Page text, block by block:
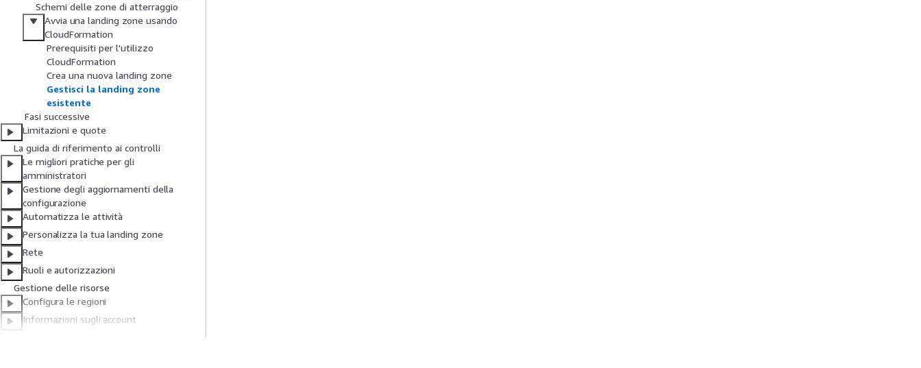
Schemi delle zone di atterraggio
Avvia una landing zone usando
CloudFormation
Prerequisiti per l'utilizzo
CloudFormation
Crea una nuova landing zone
Gestisci la landing zone
esistente
Fasi successive
Limitazioni e quote
La guida di riferimento ai controlli
Le migliori pratiche per gli
amministratori
Gestione degli aggiornamenti della
configurazione
Automatizza le attività
Personalizza la tua landing zone
Rete
Ruoli e autorizzazioni
Gestione delle risorse
Configura le regioni
Informazioni sugli account